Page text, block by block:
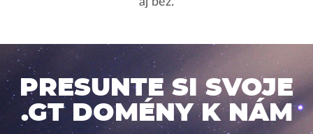
PRESUNTE SI SVOJE
.GT DOMÉNY K NÁM